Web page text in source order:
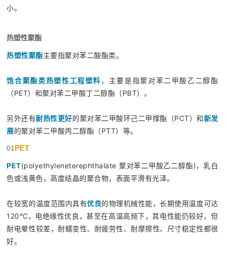
小。
热塑性聚酯
热塑性聚酯主要指聚对苯二酸酯类。
饱合聚酯类热塑性工程塑料 ，主要是指聚对苯二甲酸乙二醇酯
（PET）和聚对苯二甲酸丁二醇酯（PBT）。
另外还有耐热性更好的聚对苯二甲酸环己二甲撑酯（PCT）和新发
展的聚对苯二甲酸丙二醇酯（PTT）等。
01 PET
PET(polyethyleneterephthalate 聚对苯二甲酸乙二醇酯)，乳白
色或浅黄色，高度结晶的聚合物，表面平滑有光泽。
在较宽的温度范围内具有优良的物理机械性能，长期使用温度可达
120℃，电绝缘性优良，甚至在高温高频下，其电性能仍较好，但
耐电晕性较差，耐蠕变性、耐疲劳性、耐摩擦性、尺寸稳定性都很
好。